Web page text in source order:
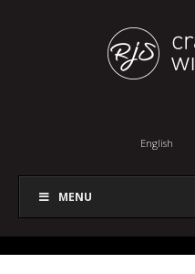
English
MENU